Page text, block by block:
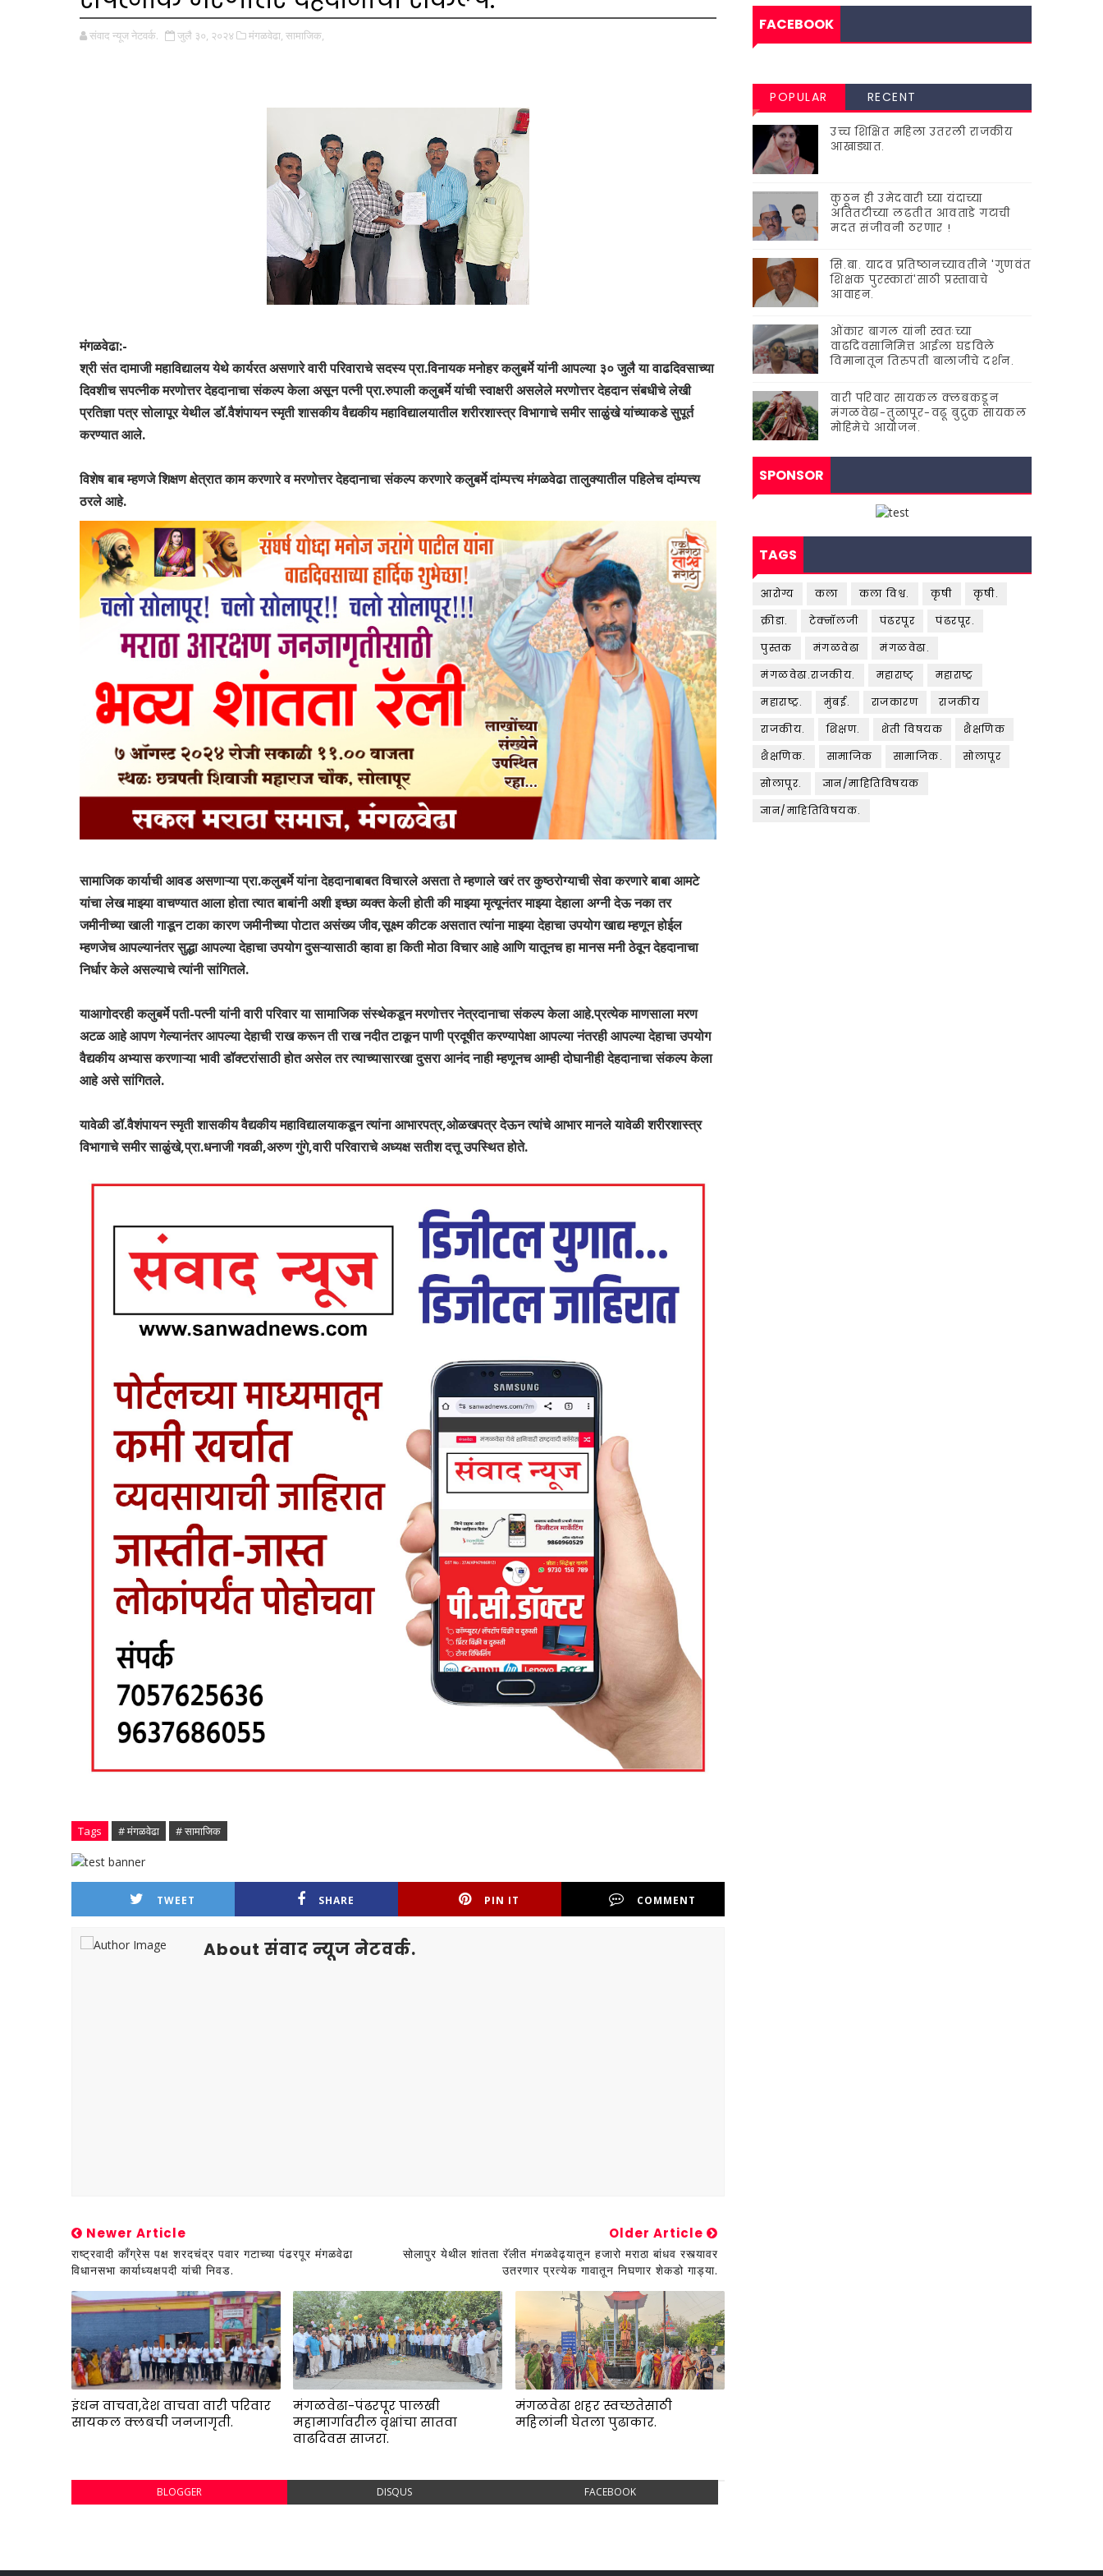
संवाद न्यूज नेटवर्क. जुलै ३०, २०२४ मंगळवेढा, सामाजिक,
मंगळवेढा:-
श्री संत दामाजी महाविद्यालय येथे कार्यरत असणारे वारी परिवाराचे सदस्य प्रा.विनायक मनोहर कलुबर्मे यांनी आपल्या ३० जुलै या वाढदिवसाच्या
दिवशीच सपत्नीक मरणोत्तर देहदानाचा संकल्प केला असून पत्नी प्रा.रुपाली कलुबर्मे यांची स्वाक्षरी असलेले मरणोत्तर देहदान संबधीचे लेखी
प्रतिज्ञा पत्र सोलापूर येथील डॉ.वैशंपायन स्मृती शासकीय वैद्यकीय महाविद्यालयातील शरीरशास्त्र विभागाचे समीर साळुंखे यांच्याकडे सुपूर्त
करण्यात आले.
विशेष बाब म्हणजे शिक्षण क्षेत्रात काम करणारे व मरणोत्तर देहदानाचा संकल्प करणारे कलुबर्मे दांम्पत्त्य मंगळवेढा तालुक्यातील पहिलेच दांम्पत्त्य
ठरले आहे.
सामाजिक कार्याची आवड असणाऱ्या प्रा.कलुबर्मे यांना देहदानाबाबत विचारले असता ते म्हणाले खरं तर कुष्ठरोग्याची सेवा करणारे बाबा आमटे
यांचा लेख माझ्या वाचण्यात आला होता त्यात बाबांनी अशी इच्छा व्यक्त केली होती की माझ्या मृत्यूनंतर माझ्या देहाला अग्नी देऊ नका तर
जमीनीच्या खाली गाडून टाका कारण जमीनीच्या पोटात असंख्य जीव,सूक्ष्म कीटक असतात त्यांना माझ्या देहाचा उपयोग खाद्य म्हणून होईल
म्हणजेच आपल्यानंतर सुद्धा आपल्या देहाचा उपयोग दुसऱ्यासाठी व्हावा हा किती मोठा विचार आहे आणि यातूनच हा मानस मनी ठेवून देहदानाचा
निर्धार केले असल्याचे त्यांनी सांगितले.
याआगोदरही कलुबर्मे पती-पत्नी यांनी वारी परिवार या सामाजिक संस्थेकडून मरणोत्तर नेत्रदानाचा संकल्प केला आहे.प्रत्येक माणसाला मरण
अटळ आहे आपण गेल्यानंतर आपल्या देहाची राख करून ती राख नदीत टाकून पाणी प्रदूषीत करण्यापेक्षा आपल्या नंतरही आपल्या देहाचा उपयोग
वैद्यकीय अभ्यास करणाऱ्या भावी डॉक्टरांसाठी होत असेल तर त्याच्यासारखा दुसरा आनंद नाही म्हणूनच आम्ही दोघानीही देहदानाचा संकल्प केला
आहे असे सांगितले.
यावेळी डॉ.वैशंपायन स्मृती शासकीय वैद्यकीय महाविद्यालयाकडून त्यांना आभारपत्र,ओळखपत्र देऊन त्यांचे आभार मानले यावेळी शरीरशास्त्र
विभागाचे समीर साळुंखे,प्रा.धनाजी गवळी,अरुण गुंगे,वारी परिवाराचे अध्यक्ष सतीश दत्तू उपस्थित होते.
Tags # मंगळवेढा # सामाजिक
TWEET SHARE PIN IT COMMENT
About संवाद न्यूज नेटवर्क.
Newer Article
राष्ट्रवादी काँग्रेस पक्ष शरदचंद्र पवार गटाच्या पंढरपूर मंगळवेढा
विधानसभा कार्याध्यक्षपदी यांची निवड.
Older Article
सोलापुर येथील शांतता रॅलीत मंगळवेढ्यातून हजारो मराठा बांधव रस्त्यावर
उतरणार प्रत्येक गावातून निघणार शेकडो गाड्या.
इंधन वाचवा,देश वाचवा वारी परिवार
सायकल क्लबची जनजागृती.
मंगळवेढा-पंढरपूर पालखी
महामार्गावरील वृक्षांचा सातवा
वाढदिवस साजरा.
मंगळवेढा शहर स्वच्छतेसाठी
महिलांनी घेतला पुढाकार.
BLOGGER DISQUS FACEBOOK
FACEBOOK
POPULAR RECENT
उच्च शिक्षित महिला उतरली राजकीय
आखाड्यात.
कुठून ही उमेदवारी घ्या यंदाच्या
अतितटीच्या लढतीत आवताडे गटाची
मदत संजीवनी ठरणार !
सि.बा. यादव प्रतिष्ठानच्यावतीने 'गुणवंत
शिक्षक पुरस्कारां'साठी प्रस्तावाचे
आवाहन.
ओंकार बागल यांनी स्वतःच्या
वाढदिवसानिमित्त आईला घडविले
विमानातून तिरुपती बालाजीचे दर्शन.
वारी परिवार सायकल क्लबकडून
मंगळवेढा-तुळापूर-वढू बुद्रुक सायकल
मोहिमेचे आयोजन.
SPONSOR
TAGS
आरोग्य कला कला विश्व. कृषी
कृषी.
क्रीडा.
टेक्नॉलजी पंढरपूर
पंढरपूर.
पुस्तक
मंगळवेढा
मंगळवेढा.
मंगळवेढा.राजकीय.
महाराष्ट्
महाराष्ट्र
महाराष्ट्र.
मुंबई. राजकारण
राजकीय
राजकीय.
शिक्षण. शेती विषयक
शैक्षणिक
शैक्षणिक.
सामाजिक सामाजिक.
सोलापूर
सोलापूर.
ज्ञान/माहितिविषयक
ज्ञान/माहितिविषयक.